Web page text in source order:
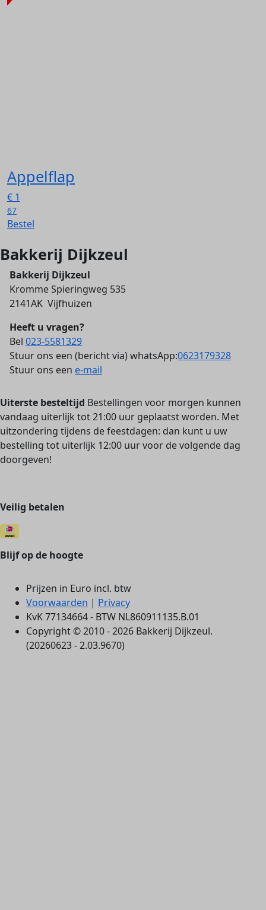
Appelflap
€ 1
67
Bestel
Bakkerij Dijkzeul
Bakkerij Dijkzeul
Kromme Spieringweg 535
2141AK Vijfhuizen
Heeft u vragen?
Bel 023-5581329
Stuur ons een (bericht via) whatsApp:0623179328
Stuur ons een e-mail
Uiterste besteltijd Bestellingen voor morgen kunnen
vandaag uiterlijk tot 21:00 uur geplaatst worden. Met
uitzondering tijdens de feestdagen: dan kunt u uw
bestelling tot uiterlijk 12:00 uur voor de volgende dag
doorgeven!
Veilig betalen
Blijf op de hoogte
Prijzen in Euro incl. btw
Voorwaarden | Privacy
KvK 77134664 - BTW NL860911135.B.01
Copyright © 2010 - 2026 Bakkerij Dijkzeul.
(20260623 - 2.03.9670)